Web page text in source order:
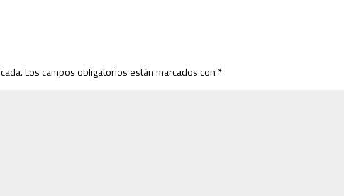
Los campos obligatorios están marcados con *